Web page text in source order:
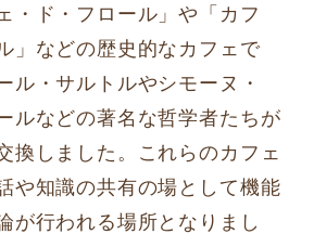
・ド・フロール」や「カフ
」などの歴史的なカフェで
ル・サルトルやシモーヌ・
ルなどの著名な哲学者たちが
換しました。これらのカフェ
や知識の共有の場として機能
が行われる場所となりまし